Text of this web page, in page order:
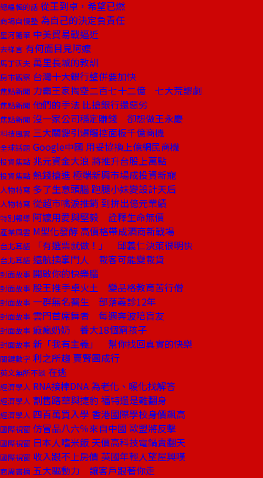
總編輯的話 從王到卓，希望已燃
商場自慢塾 為自己的決定負責任
星河隨筆 中美貿易戰逼近
去梯言 有何面目見阿嬤
馬丁沃夫 萬里長城的教訓
房市觀察 台灣十大銀行整併要加快
焦點新聞 力霸王家掏空二百七十二億 七大荒謬劇
焦點新聞 他們的手法 比搶銀行還惡劣
焦點新聞 沒一家公司穩定賺錢 卻想做王永慶
科技風雲 三大關鍵引爆觸控面板千億商機
全球話題 Google中國 用妥協換上億網民商機
投資焦點 兆元資金大浪 將推升台股上萬點
投資焦點 熱錢搶進 極端新興市場成投資新寵
人物特寫 多了生意頭腦 跑腿小妹變設計天后
人物特寫 從超市噙淚推銷 到拚出億元業績
特別報導 阿嬤用愛與堅毅 詮釋生命無價
產業風雲 M型化發酵 高價格帶成酒商新戰場
台北耳語 「有選票就做！」 邱義仁決策很明快
台北耳語 遠航換掌門人 載客可能變載貨
封面故事 開啟你的快樂腦
封面故事 股王推手卓火土 變品格教育苦行僧
封面故事 一群無名醫生 部落義診12年
封面故事 雲門首席舞者 每週奔波陪盲友
封面故事 痲瘋奶奶 養大18個窮孩子
封面故事 新「我有主義」 幫你找回真實的快樂
關鍵數字 利之所趨 賣腎團成行
英文無所不談 在逃
經濟學人 RNA接棒DNA 為老化、暖化找解答
經濟學人 割售路華與捷豹 福特還是難翻身
經濟學人 四百萬買入學 香港國際學校身價飆高
國際視窗 仿冒品八六％來自中國 歐盟將反擊
國際視窗 日本人嗜米飯 天價高科技電鍋賣翻天
國際視窗 收入跟不上房價 英國年輕人望屋興嘆
商周書摘 五大驅動力 讓客戶跟著你走